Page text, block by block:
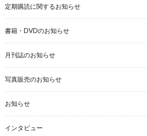
定期購読に関するお知らせ
書籍・DVDのお知らせ
月刊誌のお知らせ
写真販売のお知らせ
お知らせ
インタビュー